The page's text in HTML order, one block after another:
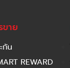
ขาย
กัน
REWARD